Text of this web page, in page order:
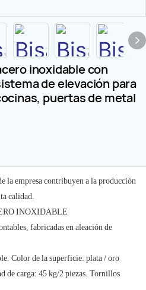
inoxidable con
de elevación para
puertas de metal
la empresa contribuyen a la producción
calidad.
INOXIDABLE
fabricadas en aleación de
Color de la superficie: plata / oro
de carga: 45 kg/2 piezas. Tornillos